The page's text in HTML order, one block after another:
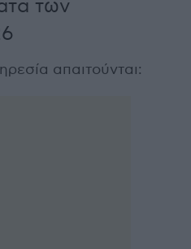
των
απαιτούνται: